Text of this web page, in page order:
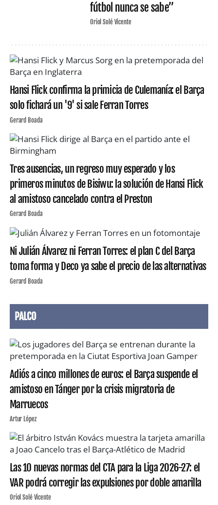
fútbol nunca se sabe”
Oriol Solé Vicente
Hansi Flick confirma la primicia de Culemanía: el Barça
solo fichará un '9' si sale Ferran Torres
Gerard Boada
Tres ausencias, un regreso muy esperado y los
primeros minutos de Bisiwu: la solución de Hansi Flick
al amistoso cancelado contra el Preston
Gerard Boada
Ni Julián Álvarez ni Ferran Torres: el plan C del Barça
toma forma y Deco ya sabe el precio de las alternativas
Gerard Boada
PALCO
Adiós a cinco millones de euros: el Barça suspende el
amistoso en Tánger por la crisis migratoria de
Marruecos
Artur López
Las 10 nuevas normas del CTA para la Liga 2026-27: el
VAR podrá corregir las expulsiones por doble amarilla
Oriol Solé Vicente